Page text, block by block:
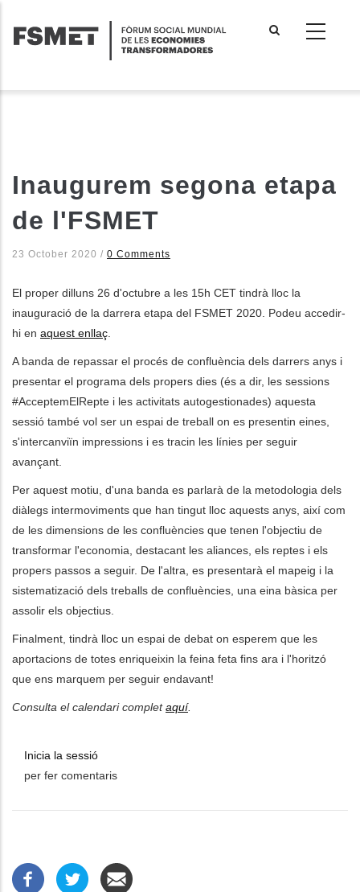
contingut
Inaugurem segona etapa
de l'FSMET
23 October 2020 / 0 Comments
El proper dilluns 26 d'octubre a les 15h CET tindrà lloc la
inauguració de la darrera etapa del FSMET 2020. Podeu accedir-
hi en aquest enllaç
A banda de repassar el procés de confluència dels darrers anys i
presentar el programa dels propers dies (és a dir, les sessions
#AcceptemElRepte i les activitats autogestionades) aquesta
sessió també vol ser un espai de treball on es presentin eines,
s'intercanviïn impressions i es tracin les línies per seguir
avançant.
Per aquest motiu, d'una banda es parlarà de la metodologia dels
diàlegs intermoviments que han tingut lloc aquests anys, així com
de les dimensions de les confluències que tenen l'objectiu de
transformar l'economia, destacant les aliances, els reptes i els
propers passos a seguir. De l'altra, es presentarà el mapeig i la
sistematizació dels treballs de confluències, una eina bàsica per
assolir els objectius.
Finalment, tindrà lloc un espai de debat on esperem que les
aportacions de totes enriqueixin la feina feta fins ara i l'horitzó
que ens marquem per seguir endavant!
Consulta el calendari completaquí.
Inicia la sessió
per fer comentaris